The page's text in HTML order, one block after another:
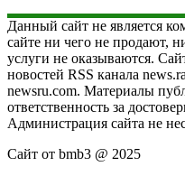
Данный сайт не является
сайте ни чего не продают,
услуги не оказываются.
новостей RSS канала
newsru.com. Материалы
ответственность за
Администрация сайта не
Сайт от bmb3 @ 2025